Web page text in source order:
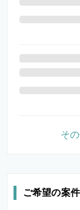
ご希望の案
そ